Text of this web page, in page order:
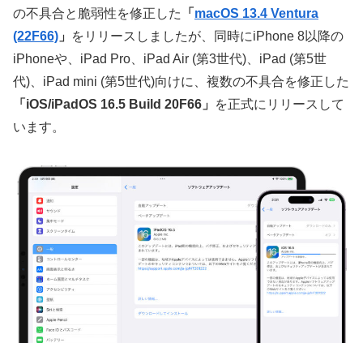
の不具合と脆弱性を修正した
「 macOS 13.4 Ventura
(22F66) 」
をリリースしましたが、同時にiPhone 8以降の
iPhoneや、iPad Pro、iPad Air (第3世代)、iPad (第5世
代)、iPad mini (第5世代)向けに、複数の不具合を修正した
「iOS/iPadOS 16.5 Build 20F66」
を正式にリリースして
います。